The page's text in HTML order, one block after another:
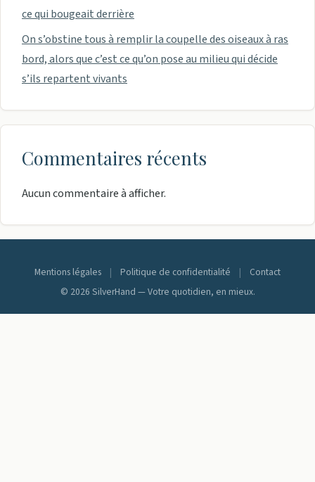
ce qui bougeait derrière
On s’obstine tous à remplir la coupelle des oiseaux à ras
bord, alors que c’est ce qu’on pose au milieu qui décide
s’ils repartent vivants
Commentaires récents
Aucun commentaire à afficher.
Mentions légales | Politique de confidentialité |
Contact
© 2026 SilverHand — Votre quotidien, en mieux.